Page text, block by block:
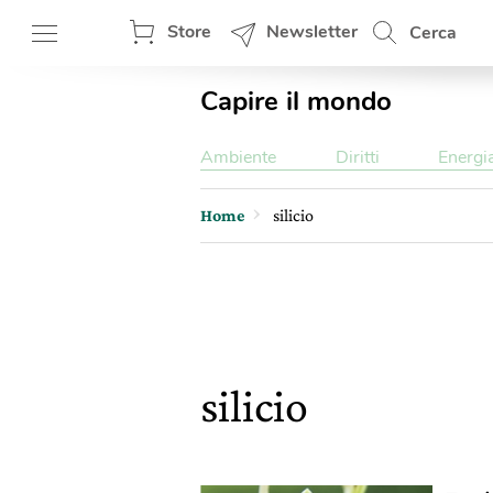
Store Newsletter Cerca
Capire il mondo
Ambiente Diritti
Home silicio
silicio